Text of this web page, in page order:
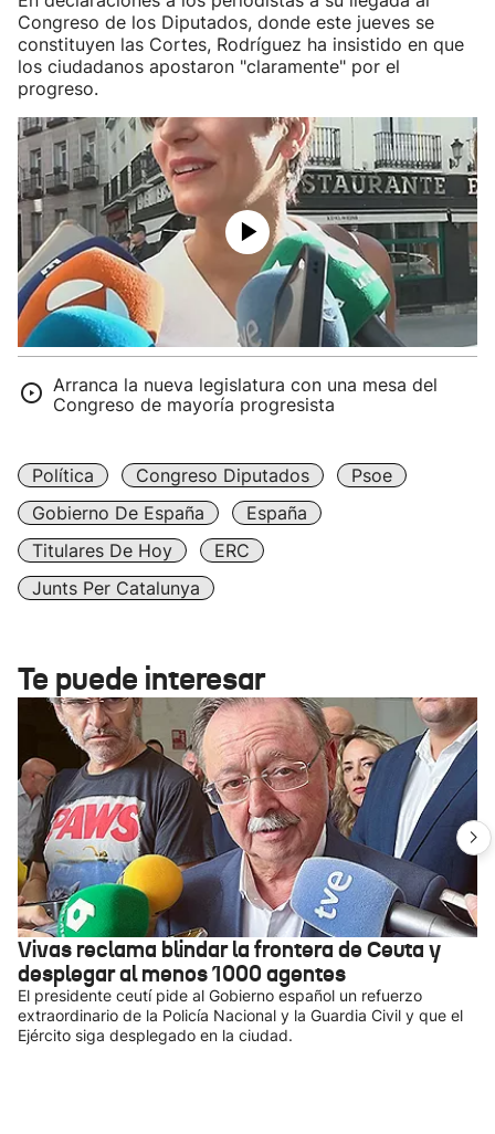
Congreso de los Diputados, donde este jueves se
constituyen las Cortes, Rodríguez ha insistido en que
los ciudadanos apostaron "claramente" por el
progreso.
Arranca la nueva legislatura con una mesa del
Congreso de mayoría progresista
Política Congreso Diputados
Psoe
Gobierno De España
España
Titulares De Hoy
ERC
Junts Per Catalunya
Te puede interesar
Vivas reclama blindar la frontera de Ceuta y
desplegar al menos 1000 agentes
El presidente ceutí pide al Gobierno español un refuerzo
extraordinario de la Policía Nacional y la Guardia Civil y que el
Ejército siga desplegado en la ciudad.